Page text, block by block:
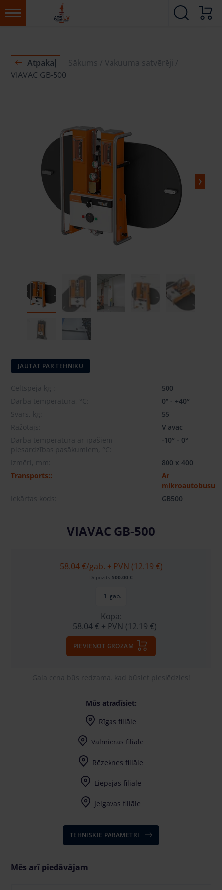
Atpakaļ Sākums
Vakuuma satvērēji
VIAVAC GB-500
JAUTĀT PAR TEHNIKU
Celtspēja kg :
500
Darba temperatūra, °C:
0° - +40°
Svars, kg:
55
Ražotājs:
Viavac
Darba temperatūra ar īpašiem
piesardzības pasākumiem, °C:
-10° - 0°
Izmēri, mm:
800 x 400
Transports::
Ar
mikroautobusu
Iekārtas kods:
GB500
VIAVAC GB-500
58.04 €/gab. + PVN (12.19 €)
Depozīts 500.00 €
gab.
Kopā:
58.04 € + PVN (12.19 €)
PIEVIENOT GROZAM
Gala cena būs redzama, kad būsiet pieslēdzies!
Mūs atradīsiet:
Rīgas filiāle
Valmieras filiāle
Rēzeknes filiāle
Liepājas filiāle
Jelgavas filiāle
TEHNISKIE PARAMETRI
Mēs arī piedāvājam